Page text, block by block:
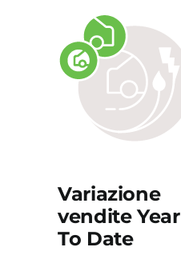
Variazione
vendite Year
To Date